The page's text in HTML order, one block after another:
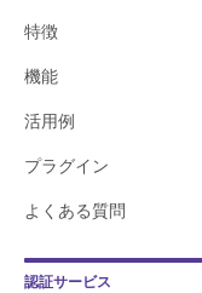
特徴
機能
活用例
プラグイン
よくある質問
認証サービス